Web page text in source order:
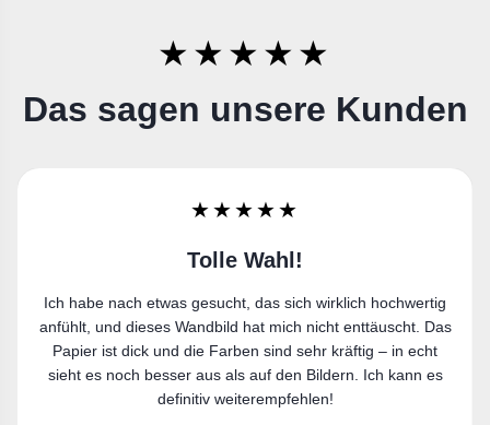
★★★★★
Das sagen unsere Kunden
★★★★★
Sehr zufrieden
Ich bin sehr zufrieden. Der Leinwanddruck gefällt mir richtig
gut und passt perfekt in meine Wohnung.